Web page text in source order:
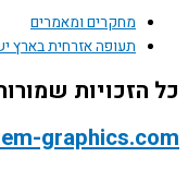
מחקרים ומאמרים
תעופה אזרחית בארץ
כל הזכויות
graphics.com